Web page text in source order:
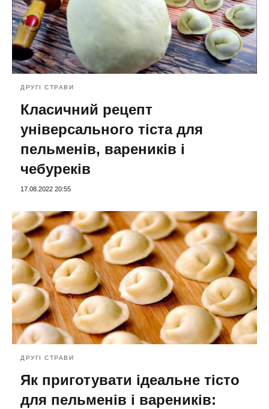
ДРУГІ СТРАВИ
Класичний рецепт
універсального тіста для
пельменів, вареників і
чебуреків
17.08.2022 20:55
ДРУГІ СТРАВИ
Як приготувати ідеальне тісто
для пельменів і вареників: